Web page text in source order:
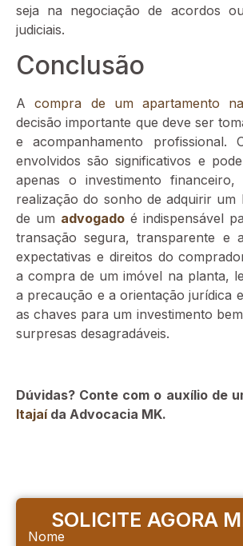
seja na negociação de acordos
judiciais.
Conclusão
Acompra de um apartamento
decisão importante que deve ser
e acompanhamento profissional.
envolvidos são significativos e
apenas o investimento
realização do sonho de adquirir um
de um advogado é indispensável
transação segura, transparente e
expectativas e direitos do
a compra de um imóvel na planta,
a precaução e a orientação jurídica
as chaves para um investimento
surpresas desagradáveis.
Dúvidas? Conte com o auxílio de
Itajaída Advocacia MK.
SOLICITE AGORA
Nome